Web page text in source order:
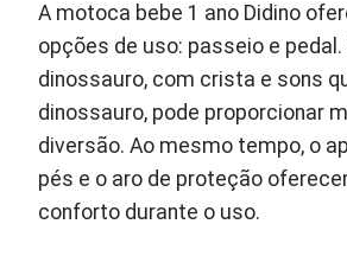
A motoca bebe 1 ano Didino
opções de uso: passeio e pedal.
dinossauro, com crista e sons
dinossauro, pode proporcionar
diversão. Ao mesmo tempo, o
pés e o aro de proteção
conforto durante o uso.